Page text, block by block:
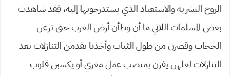
الروح البشرية والاستعباد الذي يستدرجونها إليه، فقد شاهدت
بعض المسلمات اللاتي ما أن وطأن أرض الغرب حتى نزعن
الحجاب وقصرن من طول الثياب وأخذنا يقدمن التنازلات بعد
التنازلات لعلهن يفزن بمنصب عمل مغري أو يكسبن قلوب